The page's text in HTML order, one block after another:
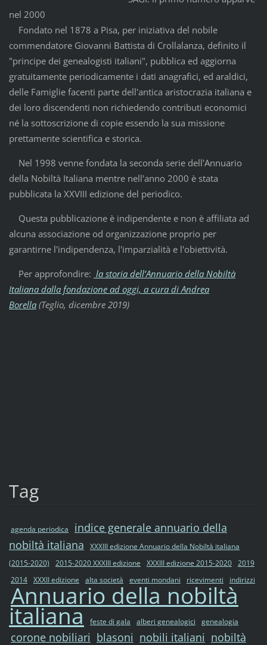
nel 2000
Fondato nel 1878 a Pisa, per iniziativa del nobile
commendatore Giovanni Battista di Crollalanza, definito il
"principe dei genealogisti italiani", pubblica ed aggiorna
gratuitamente periodicamente i dati anagrafici, ed araldici,
delle Famiglie facenti parte dell'antica aristocrazia italiana e
dei loro discendenti non richiedendo contributi economici
né la sottoscrizione di copie essendo la sua missione
prettamente scientifica e storica.
Nel 1998 venne fondata la seconda serie dell'Annuario
della Nobiltà Italiana mentre nell'anno 2000 è stata
pubblicata la XXVIII edizione del periodico.
Questa pubblicazione è indipendente e non è affiliata ad
alcuna associazione od organizzazione proprio per
garantirne l'indipendenza, l'imparzialità e l'obiettività.
Per approfondire: la storia dell’Annuario della Nobiltà
Italiana dalla fondazione ad oggi, a cura di Andrea
Borella(Teglio, dicembre 2019)
Tag
agenda periodica
indice generale annuario della
nobiltà italiana
XXXIII edizione Annuario della Nobiltà italiana
(2015-2020)
2015-2020 XXXIII edizione XXXIII edizione 2015-2020 2019
2014 XXXII edizione alta società eventi mondani ricevimenti indirizzi
Annuario della nobiltà
italiana feste di gala alberi genealogici genealogia
corone nobiliari blasoni nobili italiani nobiltà